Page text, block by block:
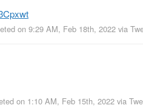
on 9:29 AM, Feb 18th, 2022 via
on 1:10 AM, Feb 15th, 2022 via